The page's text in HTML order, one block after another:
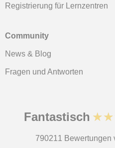
Registrierung für Lernzentren
Community
News & Blog
Fragen und Antworten
Fantastisch
790211 Bewertungen